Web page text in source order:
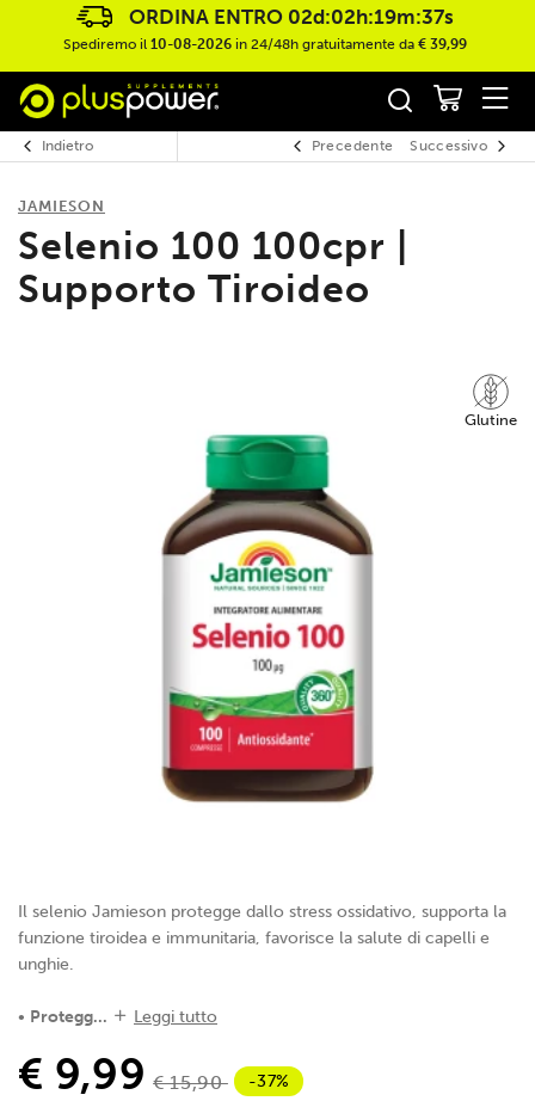
ORDINA ENTRO 02d:02h:19m:37s
Spediremo il 10-08-2026in 24/48h gratuitamente da € 39,99
Indietro Precedente Successivo
JAMIESON
Selenio 100 100cpr |
Supporto Tiroideo
Glutine
Il selenio Jamieson protegge dallo stress ossidativo, supporta la
funzione tiroidea e immunitaria, favorisce la salute di capelli e
unghie.
• Protegg... Leggi tutto
€ 9,99 € 15,90 -37%